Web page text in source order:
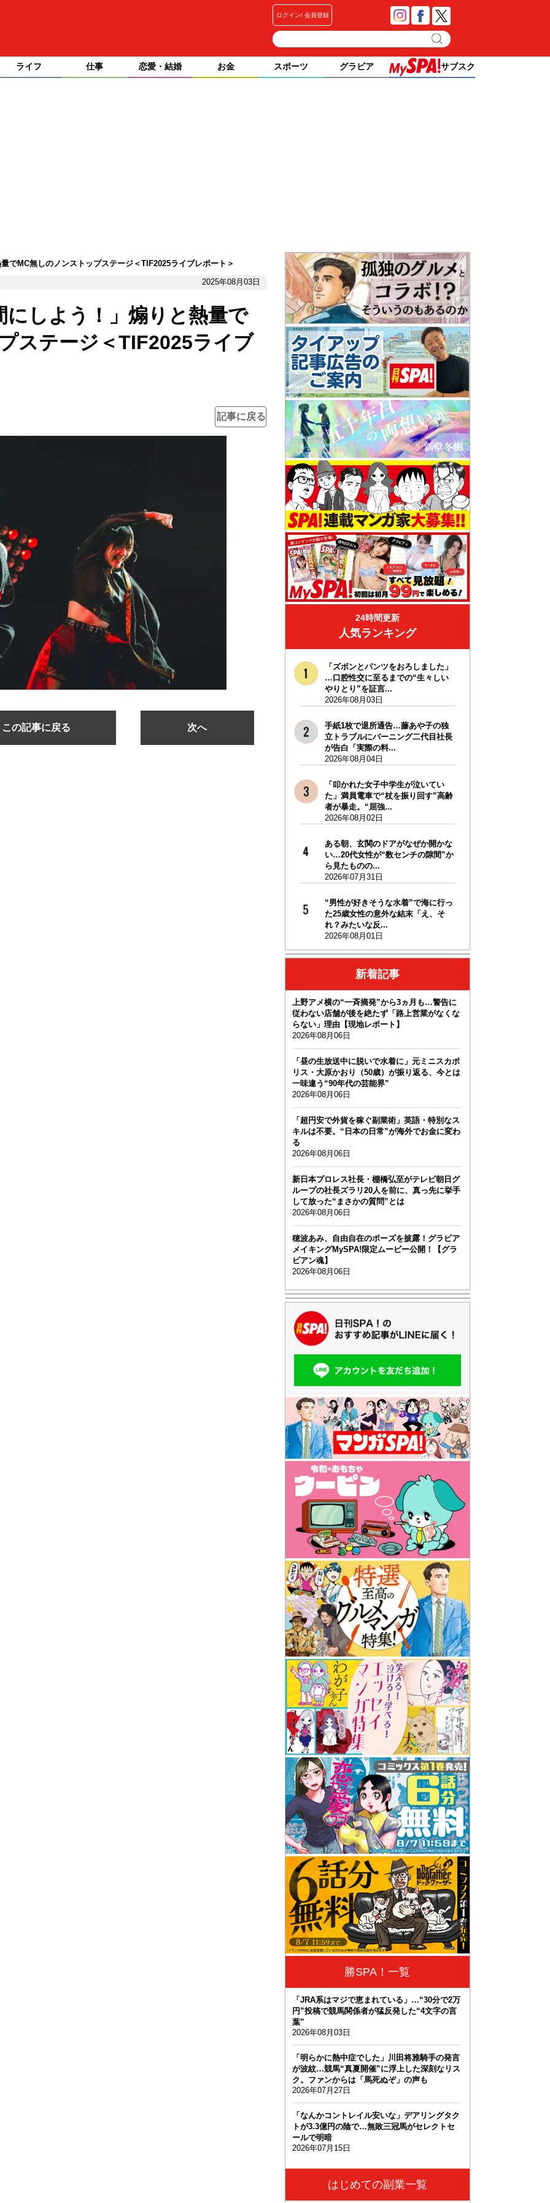
ログイン 会員登録
ライフ 仕事 恋愛・結婚 お金 スポーツ グラビア サブスク
でMC無しのノンストップステージ＜TIF2025ライブレポート＞
2025年08月03日
にしよう！」煽りと熱量で
ステージ＜TIF2025ライブ
記事に戻る
この記事に戻る 次へ
24時間更新
人気ランキング
「ズボンとパンツをおろしました」
…口腔性交に至るまでの“生々しい
やりとり”を証言...
2026年08月03日
手紙1枚で退所通告…藤あや子の独
立トラブルにバーニング二代目社長
が告白「実際の料...
2026年08月04日
「叩かれた女子中学生が泣いてい
た」満員電車で“杖を振り回す”高齢
者が暴走。“屈強...
2026年08月02日
ある朝、玄関のドアがなぜか開かな
い…20代女性が“数センチの隙間”か
ら見たものの...
2026年07月31日
“男性が好きそうな水着”で海に行っ
た25歳女性の意外な結末「え、そ
れ？みたいな反...
2026年08月01日
新着記事
上野アメ横の“一斉摘発”から3ヵ月も…警告に
従わない店舗が後を絶たず「路上営業がなくな
らない」理由【現地レポート】
2026年08月06日
「昼の生放送中に脱いで水着に」元ミニスカポ
リス・大原かおり（50歳）が振り返る、今とは
一味違う“90年代の芸能界”
2026年08月06日
「超円安で外貨を稼ぐ副業術」英語・特別なス
キルは不要。“日本の日常”が海外でお金に変わ
る
2026年08月06日
新日本プロレス社長・棚橋弘至がテレビ朝日グ
ループの社長ズラリ20人を前に、真っ先に挙手
して放った“まさかの質問”とは
2026年08月06日
穂波あみ、自由自在のポーズを披露！グラビア
メイキングMySPA!限定ムービー公開！【グラ
ビアン魂】
2026年08月06日
勝SPA！一覧
「JRA系はマジで恵まれている」…“30分で2万
円”投稿で競馬関係者が猛反発した“4文字の言
葉”
2026年08月03日
「明らかに熱中症でした」川田将雅騎手の発言
が波紋…競馬“真夏開催”に浮上した深刻なリス
ク。ファンからは「馬死ぬぞ」の声も
2026年07月27日
「なんかコントレイル安いな」デアリングタク
トが3.3億円の陰で…無敗三冠馬がセレクトセ
ールで明暗
2026年07月15日
はじめての副業一覧